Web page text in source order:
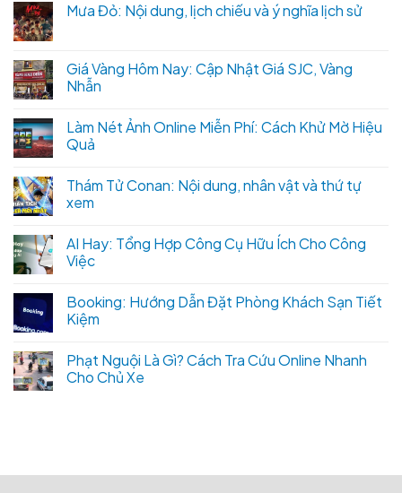
Mưa Đỏ: Nội dung, lịch chiếu và ý nghĩa lịch sử
Giá Vàng Hôm Nay: Cập Nhật Giá SJC, Vàng
Nhẫn
Làm Nét Ảnh Online Miễn Phí: Cách Khử Mờ Hiệu
Quả
Thám Tử Conan: Nội dung, nhân vật và thứ tự
xem
AI Hay: Tổng Hợp Công Cụ Hữu Ích Cho Công
Việc
Booking: Hướng Dẫn Đặt Phòng Khách Sạn Tiết
Kiệm
Phạt Nguội Là Gì? Cách Tra Cứu Online Nhanh
Cho Chủ Xe